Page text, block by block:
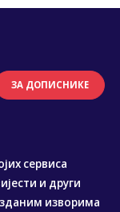
ЗА ДОПИСНИКЕ
сервиса
и други
изворима